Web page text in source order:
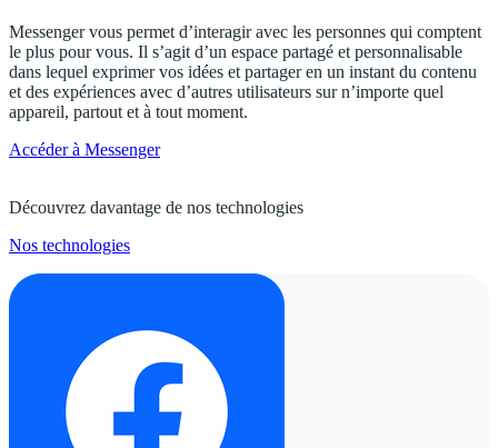
Messenger vous permet d’interagir avec les personnes qui comptent
le plus pour vous. Il s’agit d’un espace partagé et personnalisable
dans lequel exprimer vos idées et partager en un instant du contenu
et des expériences avec d’autres utilisateurs sur n’importe quel
appareil, partout et à tout moment.
Accéder à Messenger
Découvrez davantage de nos technologies
Nos technologies